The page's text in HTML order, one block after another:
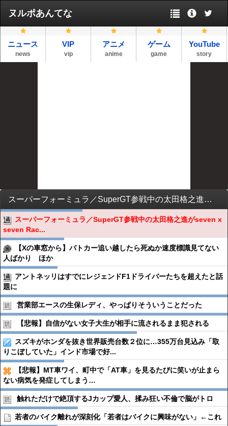
ヌルポあんてな
ニュース
news
VIP
vip
アニメ
anime
ゲーム
game
YouTube
story
スーパーフォーミュラ／SuperGT参戦中の太田格之進がseven x seven Racingからル・マン24時間参戦決定
スーパーフォーミュラ／SuperGT参戦中の太田格之進がseven x
seven Rac...
【Xの車窓から】パトカー追い越したら死ぬか速度標識見てない
人ばかり ほか
アントネッリはすでにレジェンドF1ドライバーたちを超えたと話
題に
営業部エースの生保レディ、やっぱりそういうことだった
【悲報】自信がない女子大生が相手に流されるまま犯される
スズキがホンダを抜き世界販売台数２位に…355万台見込み「取
りこぼしていた」インド市場で好...
【悲報】MT車ワイ、町中で「AT車」を見るたびに笑いが止まら
ない病気を発症してしまう…
触れただけで絶頂するJカップ愛人、揉み狂い不倫で脳がトロ
若者のバイク離れが深刻化「若者はバイクに興味がない」←これ